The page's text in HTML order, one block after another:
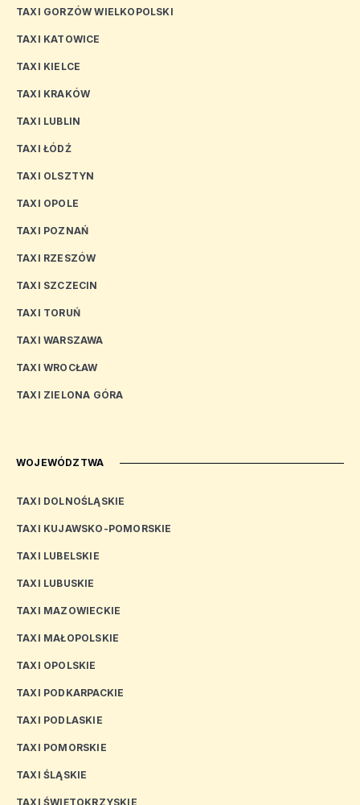
TAXI GORZÓW WIELKOPOLSKI
TAXI KATOWICE
TAXI KIELCE
TAXI KRAKÓW
TAXI LUBLIN
TAXI ŁÓDŹ
TAXI OLSZTYN
TAXI OPOLE
TAXI POZNAŃ
TAXI RZESZÓW
TAXI SZCZECIN
TAXI TORUŃ
TAXI WARSZAWA
TAXI WROCŁAW
TAXI ZIELONA GÓRA
WOJEWÓDZTWA
TAXI DOLNOŚLĄSKIE
TAXI KUJAWSKO-POMORSKIE
TAXI LUBELSKIE
TAXI LUBUSKIE
TAXI MAZOWIECKIE
TAXI MAŁOPOLSKIE
TAXI OPOLSKIE
TAXI PODKARPACKIE
TAXI PODLASKIE
TAXI POMORSKIE
TAXI ŚLĄSKIE
TAXI ŚWIĘTOKRZYSKIE